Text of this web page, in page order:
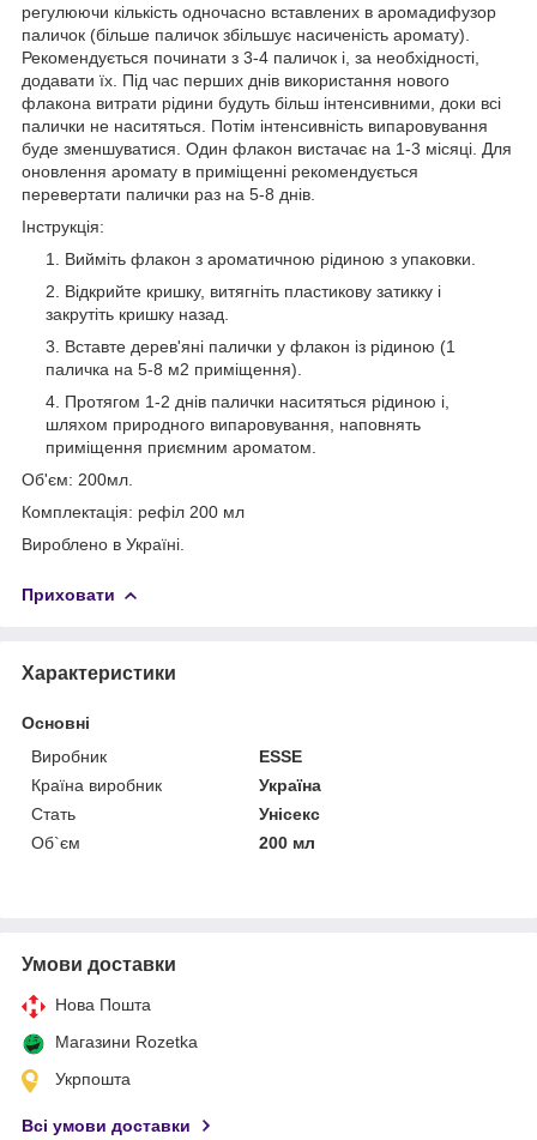
регулюючи кількість одночасно вставлених в аромадифузор
паличок (більше паличок збільшує насиченість аромату).
Рекомендується починати з 3-4 паличок і, за необхідності,
додавати їх. Під час перших днів використання нового
флакона витрати рідини будуть більш інтенсивними, доки всі
палички не наситяться. Потім інтенсивність випаровування
буде зменшуватися. Один флакон вистачає на 1-3 місяці. Для
оновлення аромату в приміщенні рекомендується
перевертати палички раз на 5-8 днів.
Інструкція:
Вийміть флакон з ароматичною рідиною з упаковки.
Відкрийте кришку, витягніть пластикову затикку і
закрутіть кришку назад.
Вставте дерев'яні палички у флакон із рідиною (1
паличка на 5-8 м2 приміщення).
Протягом 1-2 днів палички наситяться рідиною і,
шляхом природного випаровування, наповнять
приміщення приємним ароматом.
Об'єм: 200мл.
Комплектація: рефіл 200 мл
Вироблено в Україні.
Приховати
Характеристики
Основні
Виробник
ESSE
Країна виробник
Україна
Стать
Унісекс
Об`єм
200 мл
Умови доставки
Нова Пошта
Магазини Rozetka
Укрпошта
Всі умови доставки